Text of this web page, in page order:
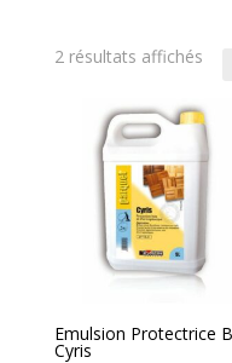
2 résultats affichés
Emulsion Protectrice
Cyris